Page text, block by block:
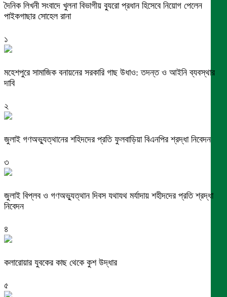
দৈনিক লিখনী সংবাদে খুলনা বিভাগীয় ব্যুরো প্রধান হিসেবে নিয়োগ পেলেন
পাইকগাছার সোহেল রানা
১
মহেশপুরে সামাজিক বনায়নের সরকারি গাছ উধাও: তদন্ত ও আইনি ব্যবস্থার
দাবি
২
জুলাই গণঅভ্যুত্থানের শহিদদের প্রতি ফুলবাড়িয়া বিএনপির শ্রদ্ধা নিবেদন
৩
জুলাই বিপ্লব ও গণঅভ্যুত্থান দিবস যথাযথ মর্যাদায় শহীদদের প্রতি শ্রদ্ধা
নিবেদন
৪
কলারোয়ার যুবকের কাছ থেকে কুশ উদ্ধার
৫